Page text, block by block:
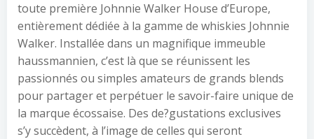
toute première Johnnie Walker House d’Europe,
entièrement dédiée à la gamme de whiskies Johnnie
Walker. Installée dans un magnifique immeuble
haussmannien, c’est là que se réunissent les
passionnés ou simples amateurs de grands blends
pour partager et perpétuer le savoir-faire unique de
la marque écossaise. Des de?gustations exclusives
s’y succèdent, à l’image de celles qui seront